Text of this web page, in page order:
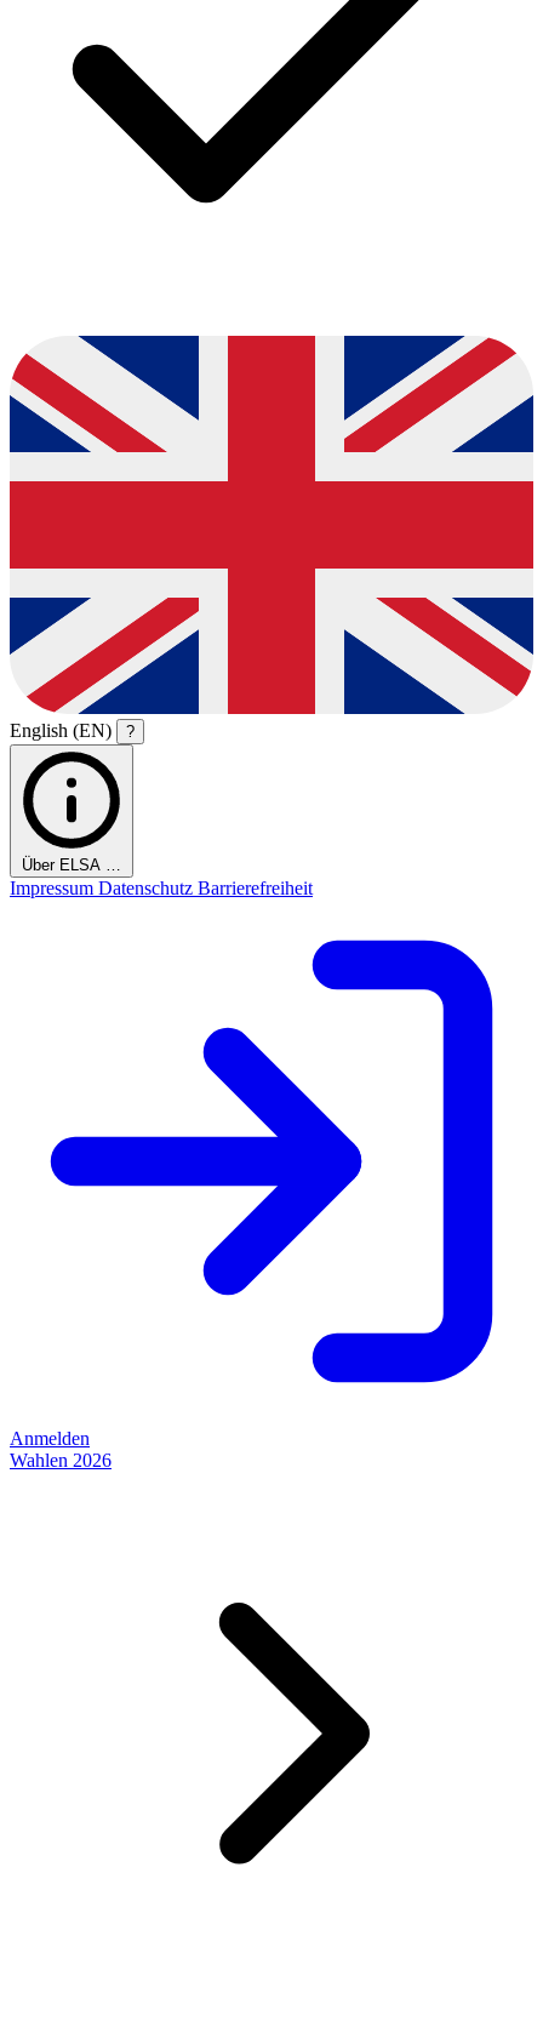
English (EN) ?
Über ELSA …
Impressum Datenschutz Barrierefreiheit
Anmelden
Wahlen 2026